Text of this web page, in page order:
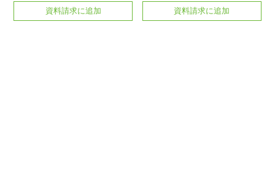
資料請求に追加 資料請求に追加